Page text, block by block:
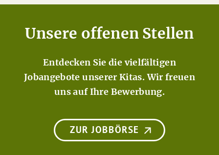
Unsere offenen Stellen
Entdecken Sie die vielfältigen
Jobangebote unserer Kitas. Wir freuen
uns auf Ihre Bewerbung.
ZUR JOBBÖRSE